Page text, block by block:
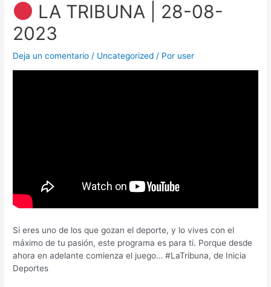
LA TRIBUNA | 28-08-
2023
Deja un comentario / Uncategorized / Por user
Si eres uno de los que gozan el deporte, y lo vives con el
máximo de tu pasión, este programa es para ti. Porque desde
ahora en adelante comienza el juego… #LaTribuna, de Inicia
Deportes